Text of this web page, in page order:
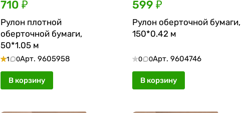
710 ₽
Рулон плотной
оберточной бумаги,
50*1.05 м
1 0Арт. 9605958
В корзину
599 ₽
Рулон оберточной бумаги,
150*0.42 м
0 0Арт. 9604746
В корзину